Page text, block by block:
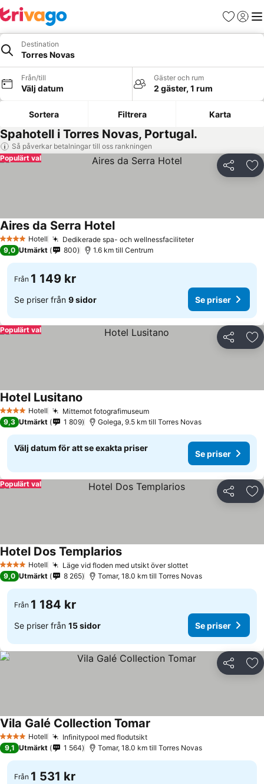
Favoriter
Logga
Destination
Torres Novas
Från/till
Välj datum
Gäster och rum
2 gäster, 1 rum
Sortera Filtrera Karta
Spahotell i Torres Novas, Portugal.
Så påverkar betalningar till oss rankningen
Dela
Populärt val
4 StjärnorHotell Dedikerade spa- och wellnessfaciliteter
Aires da Serra Hotel
9,0 Utmärkt 800 1.6 km till Centrum
Från 1 149 kr
Se priser från 9 sidor Se priser
Dela
Populärt val
4 StjärnorHotell Mittemot fotografimuseum
Hotel Lusitano
9,3 Utmärkt 1 809 Golega, 9.5 km till Torres Novas
Välj datum för att se exakta priser
Se priser
Dela
Populärt val
4 StjärnorHotell Läge vid floden med utsikt över slottet
Hotel Dos Templarios
9,0 Utmärkt 8 265 Tomar, 18.0 km till Torres Novas
Från 1 184 kr
Se priser från 15 sidor Se priser
Dela
4 StjärnorHotell Infinitypool med flodutsikt
Vila Galé Collection Tomar
9,1 Utmärkt 1 564 Tomar, 18.0 km till Torres Novas
Från 1 531 kr